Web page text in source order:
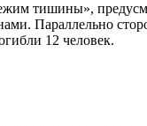
тишины»,
Параллельно
12 человек.